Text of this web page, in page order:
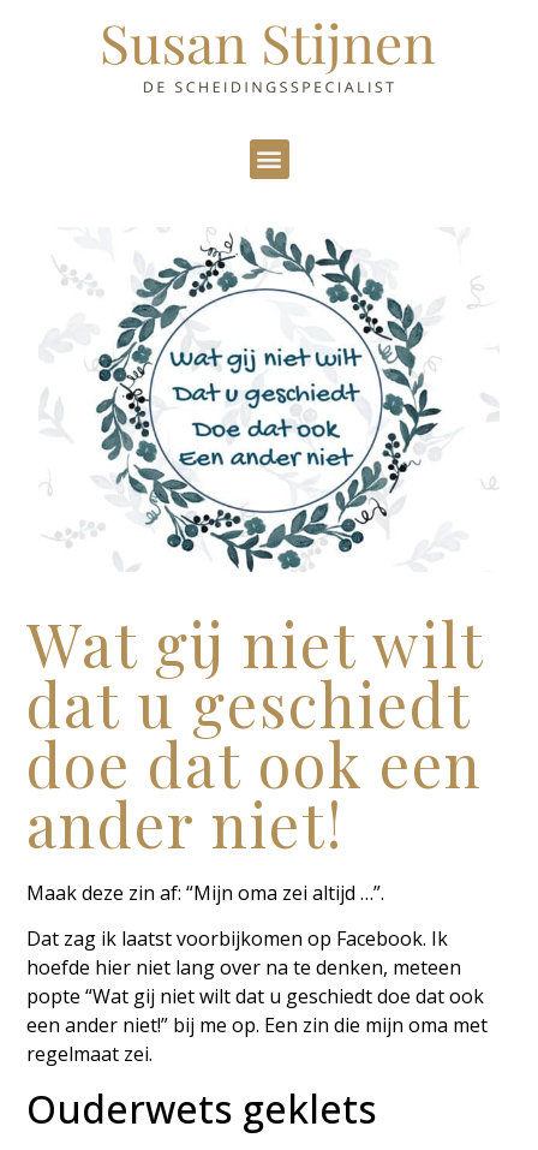
Wat gij niet wilt
dat u geschiedt
doe dat ook een
ander niet!
Maak deze zin af: “Mijn oma zei altijd …”.
Dat zag ik laatst voorbijkomen op Facebook. Ik
hoefde hier niet lang over na te denken, meteen
popte “Wat gij niet wilt dat u geschiedt doe dat ook
een ander niet!” bij me op. Een zin die mijn oma met
regelmaat zei.
Ouderwets geklets